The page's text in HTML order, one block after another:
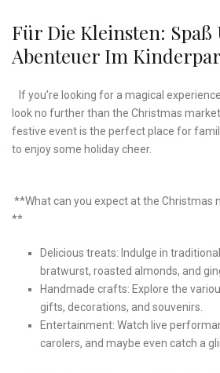
Für⁢ Die Kleinsten: Spaß
Abenteuer Im⁣
If you’re looking for a magical
look no further ⁣than⁢ the ​Christmas
festive ‍event is​ the perfect⁤ place for
to enjoy ⁤some holiday cheer.
**What ⁤can you expect at the Christmas
**
Delicious treats: Indulge ​in
bratwurst, ⁣roasted almonds, and
Handmade crafts: Explore the
gifts,⁢ decorations, and souvenirs.
Entertainment: Watch ​live
carolers, and⁢ maybe even catch⁣ a‍